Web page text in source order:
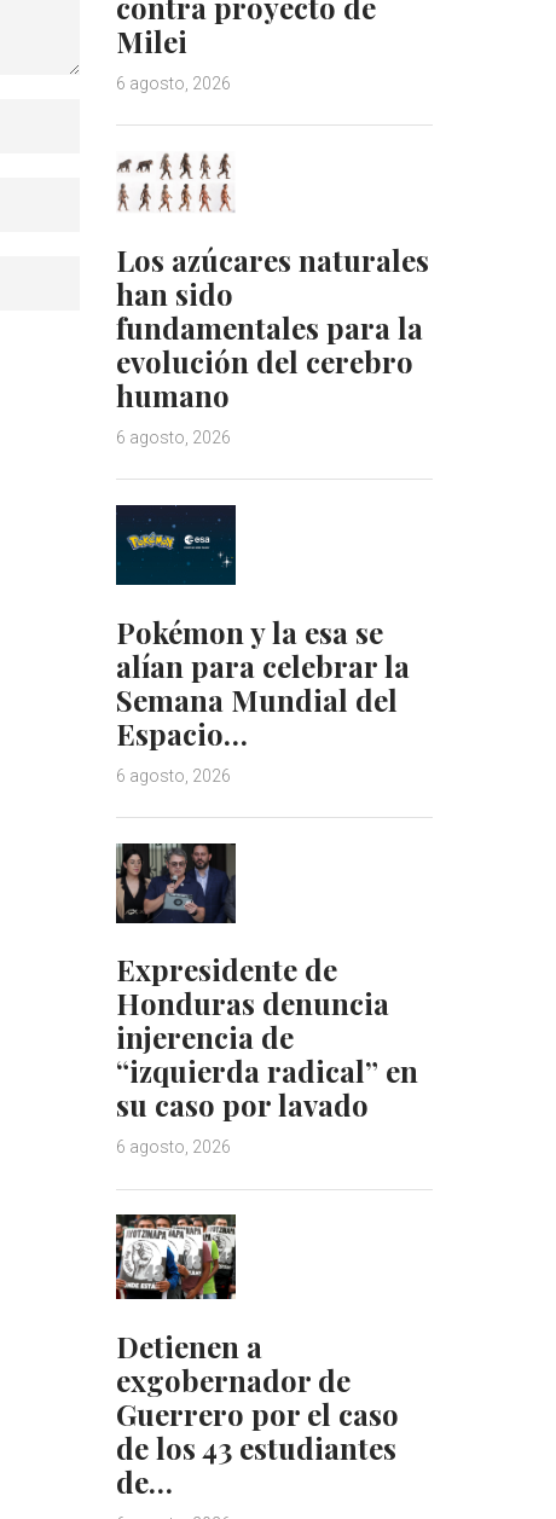
Milei
6 agosto, 2026
Los azúcares naturales
han sido
fundamentales para la
evolución del cerebro
humano
6 agosto, 2026
Pokémon y la esa se
alían para celebrar la
Semana Mundial del
Espacio…
6 agosto, 2026
Expresidente de
Honduras denuncia
injerencia de
“izquierda radical” en
su caso por lavado
6 agosto, 2026
Detienen a
exgobernador de
Guerrero por el caso
de los 43 estudiantes
de…